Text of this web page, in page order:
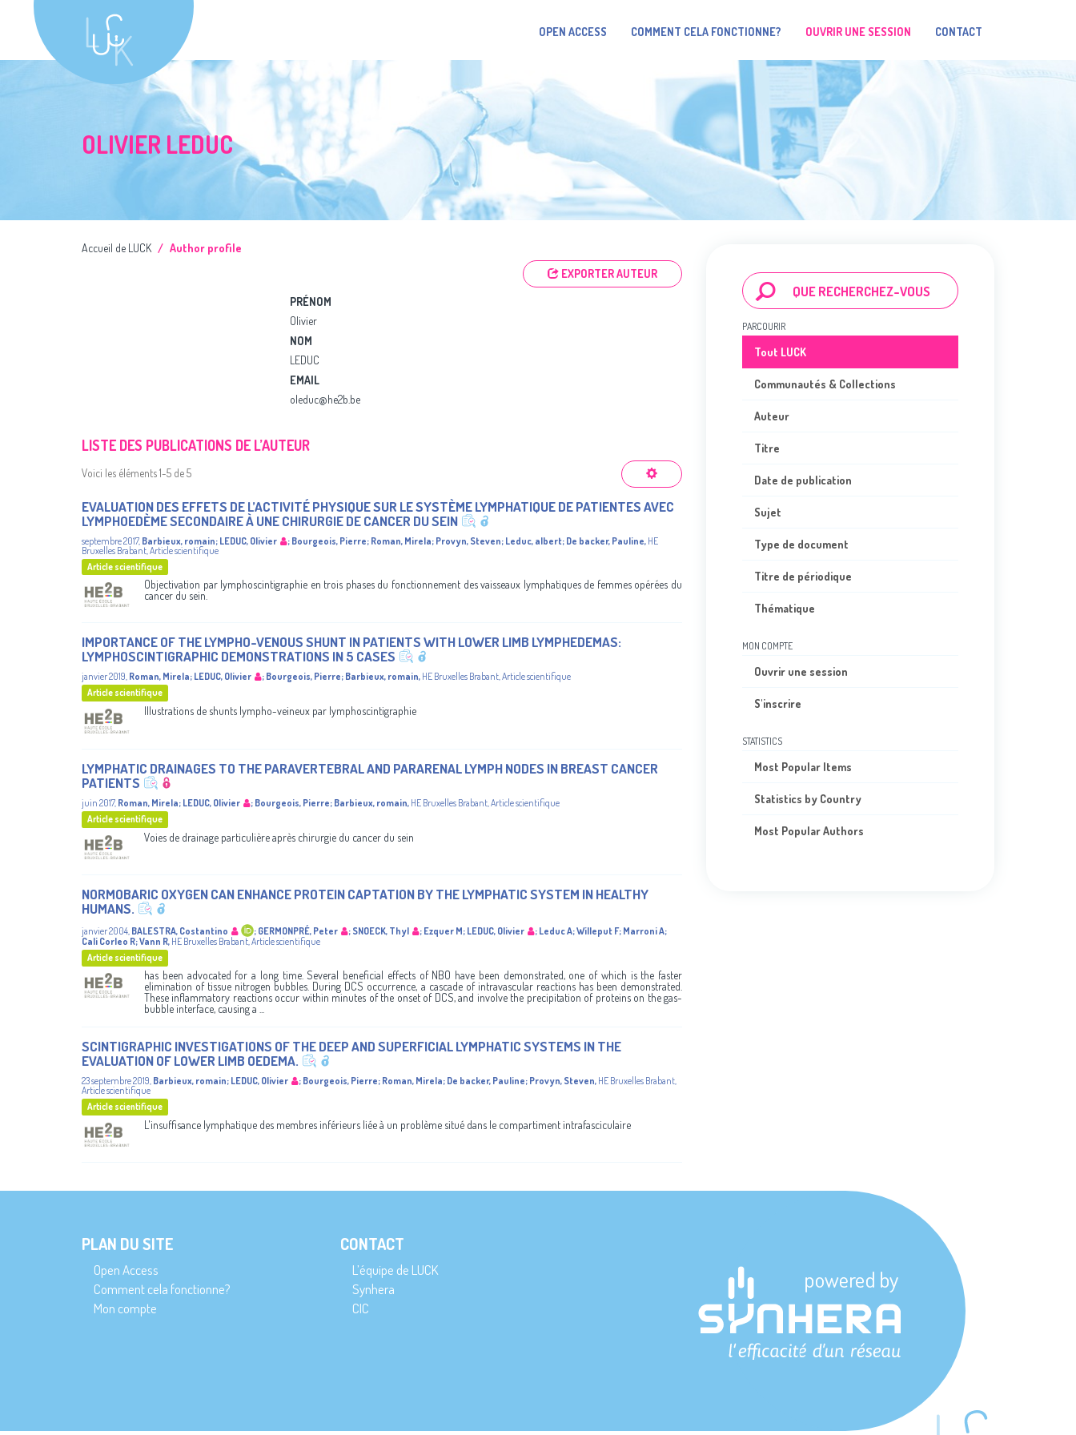
OPEN ACCESS COMMENT CELA FONCTIONNE? OUVRIR UNE SESSION CONTACT
OLIVIER LEDUC
Accueil de LUCK
Author profile
EXPORTER AUTEUR
PRÉNOM
Olivier
NOM
LEDUC
EMAIL
oleduc@he2b.be
LISTE DES PUBLICATIONS DE L’AUTEUR
Voici les éléments 1-5 de 5
EVALUATION DES EFFETS DE L’ACTIVITÉ PHYSIQUE SUR LE SYSTÈME LYMPHATIQUE DE PATIENTES AVEC
LYMPHOEDÈME SECONDAIRE À UNE CHIRURGIE DE CANCER DU SEIN
septembre 2017, Barbieux, romain; LEDUC, Olivier ; Bourgeois, Pierre; Roman, Mirela; Provyn, Steven; Leduc, albert; De backer, Pauline, HE
Bruxelles Brabant,Article scientifique
Article scientifique
Objectivation par lymphoscintigraphie en trois phases du fonctionnement des vaisseaux lymphatiques de femmes opérées du
cancer du sein.
IMPORTANCE OF THE LYMPHO-VENOUS SHUNT IN PATIENTS WITH LOWER LIMB LYMPHEDEMAS:
LYMPHOSCINTIGRAPHIC DEMONSTRATIONS IN 5 CASES
janvier 2019 Roman, Mirela; LEDUC, Olivier ; Bourgeois, Pierre; Barbieux, romain, HE Bruxelles Brabant Article scientifique
Article scientifique
Illustrations de shunts lympho-veineux par lymphoscintigraphie
LYMPHATIC DRAINAGES TO THE PARAVERTEBRAL AND PARARENAL LYMPH NODES IN BREAST CANCER
PATIENTS
juin 2017, Roman, Mirela; LEDUC, Olivier ; Bourgeois, Pierre; Barbieux, romain, HE Bruxelles Brabant Article scientifique
Article scientifique
Voies de drainage particulière après chirurgie du cancer du sein
NORMOBARIC OXYGEN CAN ENHANCE PROTEIN CAPTATION BY THE LYMPHATIC SYSTEM IN HEALTHY
HUMANS.
janvier 2004, BALESTRA, Costantino ; GERMONPRÉ, Peter ; SNOECK, Thyl ; Ezquer M; LEDUC, Olivier ; Leduc A;Willeput F; Marroni A;
Cali Corleo R;Vann R, HE Bruxelles Brabant,Article scientifique
Article scientifique
has been advocated for a long time. Several beneficial effects of NBO have been demonstrated, one of which is the faster
elimination of tissue nitrogen bubbles. During DCS occurrence, a cascade of intravascular reactions has been demonstrated.
These inflammatory reactions occur within minutes of the onset of DCS, and involve the precipitation of proteins on the gas-
bubble interface, causing a ...
SCINTIGRAPHIC INVESTIGATIONS OF THE DEEP AND SUPERFICIAL LYMPHATIC SYSTEMS IN THE
EVALUATION OF LOWER LIMB OEDEMA.
23 septembre 2019, Barbieux, romain; LEDUC, Olivier ; Bourgeois, Pierre; Roman, Mirela; De backer, Pauline; Provyn, Steven, HE Bruxelles Brabant,
Article scientifique
Article scientifique
L'insuffisance lymphatique des membres inférieurs liée à un problème situé dans le compartiment intrafasciculaire
PARCOURIR
Tout LUCK
Communautés & Collections
Auteur
Titre
Date de publication
Sujet
Type de document
Titre de périodique
Thématique
MON COMPTE
Ouvrir une session
S'inscrire
STATISTICS
Most Popular Items
Statistics by Country
Most Popular Authors
PLAN DU SITE
Open Access
Comment cela fonctionne?
Mon compte
CONTACT
L’équipe de LUCK
Synhera
CIC